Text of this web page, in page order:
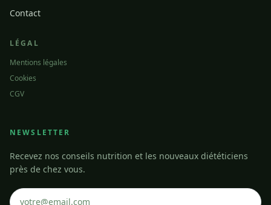
Contact
LÉGAL
Mentions légales
Cookies
CGV
NEWSLETTER
Recevez nos conseils nutrition et les nouveaux diététiciens
près de chez vous.